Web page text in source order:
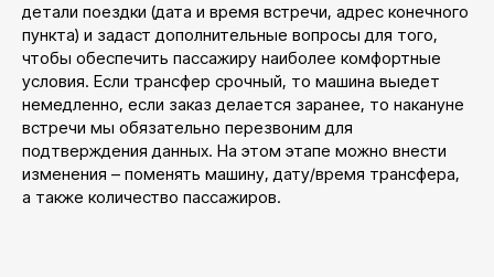
детали поездки (дата и время встречи, адрес конечного
пункта) и задаст дополнительные вопросы для того,
чтобы обеспечить пассажиру наиболее комфортные
условия. Если трансфер срочный, то машина выедет
немедленно, если заказ делается заранее, то накануне
встречи мы обязательно перезвоним для
подтверждения данных. На этом этапе можно внести
изменения – поменять машину, дату/время трансфера,
а также количество пассажиров.